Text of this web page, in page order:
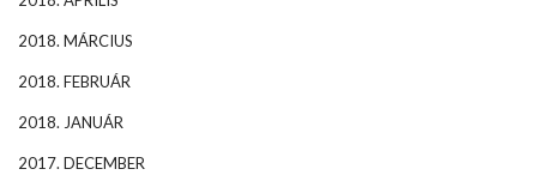
2018. MÁRCIUS
2018. FEBRUÁR
2018. JANUÁR
2017. DECEMBER